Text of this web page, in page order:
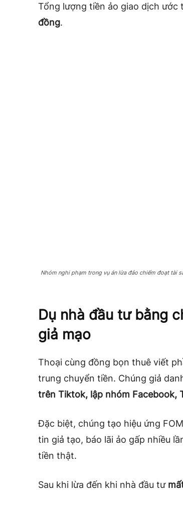
Tổng lượng tiền ảo giao dịch ước
đồng.
Nhóm nghi phạm trong vụ án lừa đảo chiếm đoạt tài
Dụ nhà đầu tư bằng
giả mạo
Thoại cùng đồng bọn thuê viết
trung chuyển tiền. Chúng giả
trên Tiktok, lập nhóm Facebook,
Đặc biệt, chúng tạo hiệu ứng
tin giả tạo, báo lãi ảo gấp nhiều
tiền thật.
Sau khi lừa đến khi nhà đầu tư